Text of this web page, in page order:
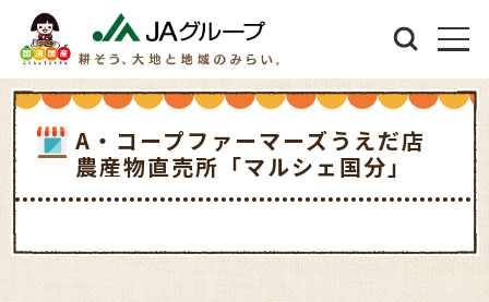
A・コープファーマーズうえだ店
農産物直売所「マルシェ国分」